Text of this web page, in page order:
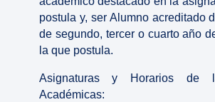
postula y, ser Alumno acreditado
de segundo, tercer o cuarto año
la que postula.
Asignaturas y Horarios de
Académicas: